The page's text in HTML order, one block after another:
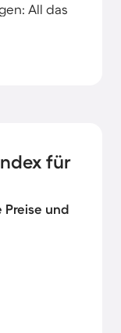
All das
Urlaub
für
Preise und